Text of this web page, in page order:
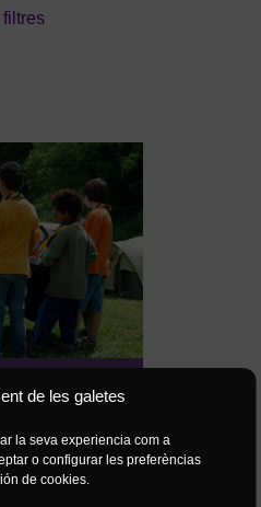
de les galetes
la seva experiencia com a
o configurar les preferèncias
de cookies.
filtres